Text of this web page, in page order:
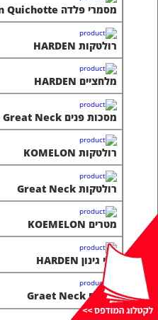
מסמרי פלדה Don Quichotte
רולטקות HARDEN
מלחציים HARDEN
מסכות פנים Great Neck
רולטקות KOMELON
רולטקות Great Neck
מטרים KOEMELON
כלי גינון HARDEN
מטרים Graet Neck